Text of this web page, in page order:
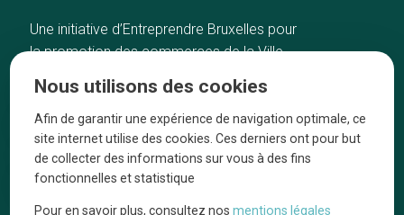
Une initiative d’Entreprendre Bruxelles pour
la promotion des commerces de la Ville
Accueil
Bonnes adresses
Quartiers
Blog
Artisans
A propos
On parle de nous
Nous utilisons des cookies
Afin de garantir une expérience de navigation optimale, ce
site internet utilise des cookies. Ces derniers ont pour but
de collecter des informations sur vous à des fins
fonctionnelles et statistique
Pour en savoir plus, consultez nosmentions légales